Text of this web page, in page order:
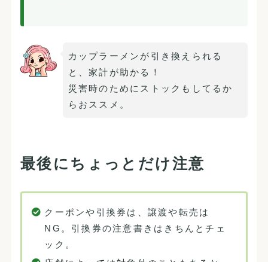
カップラーメンが引き換えられる
と、家計が助かる！
災害時のためにストックもしてるか
らおススメ。
最後にちょっとだけ注意
クーポンや引換券は、譲渡や転売は
NG。引換券の注意書きはきちんとチェ
ック。